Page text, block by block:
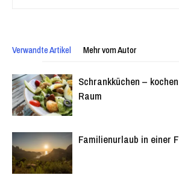
Verwandte Artikel Mehr vom Autor
Schrankküchen –
Raum
Familienurlaub in einer